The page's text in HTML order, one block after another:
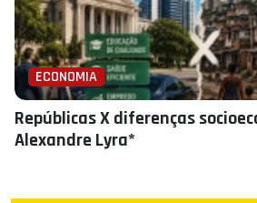
ECONOMIA
Repúblicas X diferenças
Alexandre Lyra*